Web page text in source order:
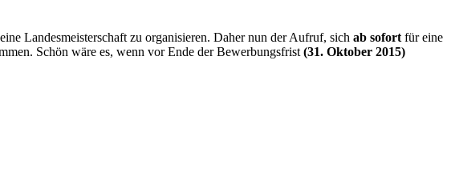
Landesmeisterschaft zu organisieren. Daher nun der Aufruf, sich ab sofort für eine
Schön wäre es, wenn vor Ende der Bewerbungsfrist (31. Oktober 2015)